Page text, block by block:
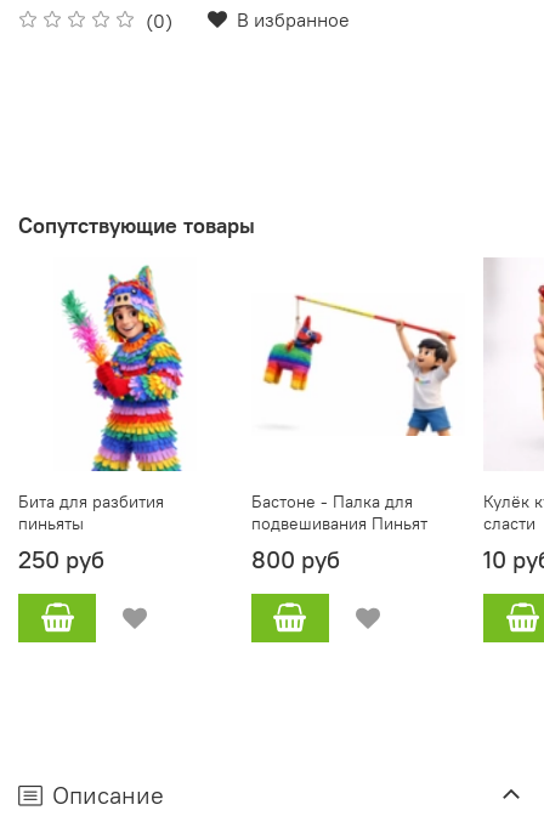
(0) В избранное
Сопутствующие товары
Бита для разбития
пиньяты
250 руб
Бастоне - Палка для
подвешивания Пиньят
800 руб
Кулёк
сласти
10
Описание